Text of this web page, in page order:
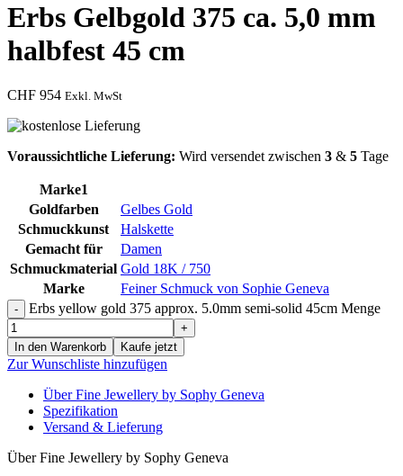
Erbs Gelbgold 375 ca. 5,0 mm
halbfest 45 cm
CHF 954 Exkl. MwSt
Voraussichtliche Lieferung: Wird versendet zwischen 3 & 5 Tage
Marke1
Goldfarben
Gelbes Gold
Schmuckkunst
Halskette
Gemacht für
Damen
Schmuckmaterial Gold 18K / 750
Marke
Feiner Schmuck von Sophie Geneva
Erbs yellow gold 375 approx. 5.0mm semi-solid 45cm Menge
In den Warenkorb Kaufe jetzt
Zur Wunschliste hinzufügen
Über Fine Jewellery by Sophy Geneva
Spezifikation
Versand & Lieferung
Über Fine Jewellery by Sophy Geneva